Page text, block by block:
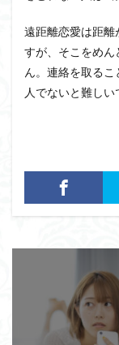
遠距離恋愛は距
すが、そこをめ
ん。連絡を取る
人でないと難しい